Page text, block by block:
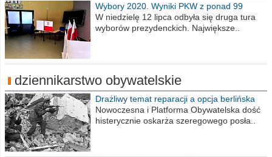
Wybory 2020. Wyniki PKW z ponad 99
procent obwodów
W niedzielę 12 lipca odbyła się druga tura
wyborów prezydenckich. Największe..
dziennikarstwo obywatelskie
Drażliwy temat reparacji a opcja berlińska
Nowoczesna i Platforma Obywatelska dość
histerycznie oskarża szeregowego posła..